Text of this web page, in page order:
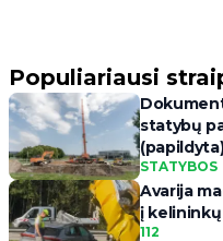
Populiariausi
statybų
STATYBOS
Avarija
į
112